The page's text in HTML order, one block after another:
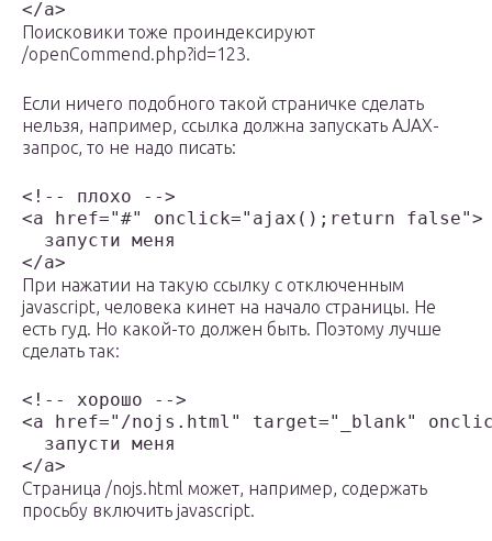
Поисковики тоже проиндексируют
/openCommend.php?id=123.
Если ничего подобного такой страничке сделать
нельзя, например, ссылка должна запускать AJAX-
запрос, то не надо писать:
<!-- плохо -->
<a href="#" onclick="ajax();return false">
  запусти меня
При нажатии на такую ссылку с отключенным
javascript, человека кинет на начало страницы. Не
есть гуд. Но какой-то должен быть. Поэтому лучше
сделать так:
<!-- хорошо -->
<a href="/nojs.html" target="_blank"
  запусти меня
Страница /nojs.html может, например, содержать
просьбу включить javascript.